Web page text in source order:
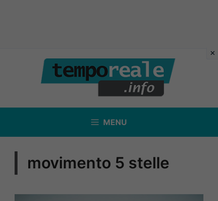
contenuto
MENU
movimento 5 stelle